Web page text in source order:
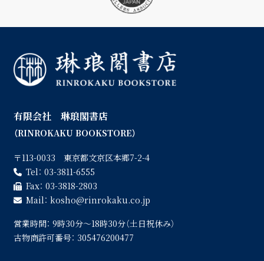
有限会社 琳琅閣書店
（RINROKAKU BOOKSTORE）
〒113-0033 東京都文京区本郷7-2-4
Tel： 03-3811-6555
Fax： 03-3818-2803
Mail： kosho
rinrokaku.co.jp
営業時間： 9時30分〜18時30分（土日祝休み）
古物商許可番号： 305476200477